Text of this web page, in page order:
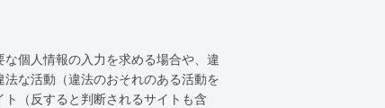
個人情報の入力を求める場合や、違
な活動（違法のおそれのある活動を
（反すると判断されるサイトも含